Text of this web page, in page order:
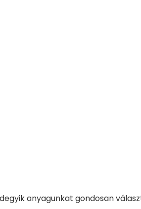
anyagunkat gondosan